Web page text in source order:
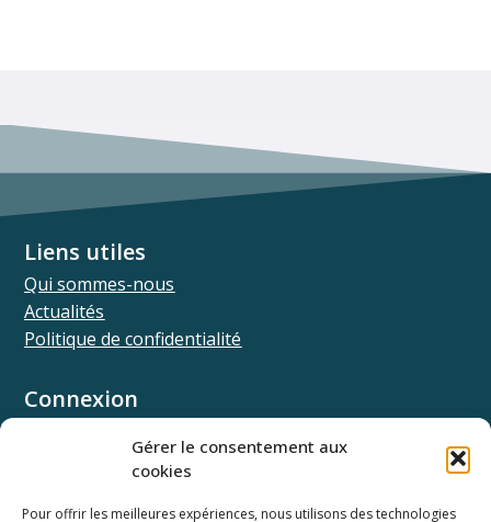
Gérer le consentement aux
cookies
Pour offrir les meilleures expériences, nous utilisons des technologies
Connexion
Univ.theia
Liens utiles
Qui sommes-nous
Actualités
Politique de confidentialité